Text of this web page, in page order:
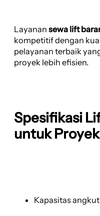
Layanan sewa lift
kompetitif dengan
pelayanan terbaik
proyek lebih efisien.
Spesifikasi
untuk
Kapasitas